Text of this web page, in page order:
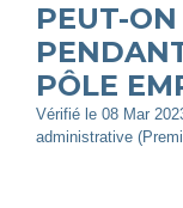
PEUT-
PÔLE
Vérifié le 08 Mar
administrative